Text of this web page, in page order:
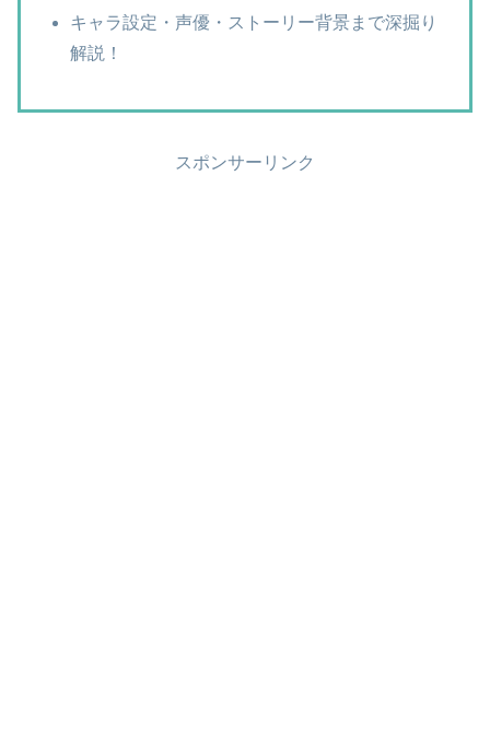
キャラ設定・声優・ストーリー背景まで深掘り
解説！
スポンサーリンク